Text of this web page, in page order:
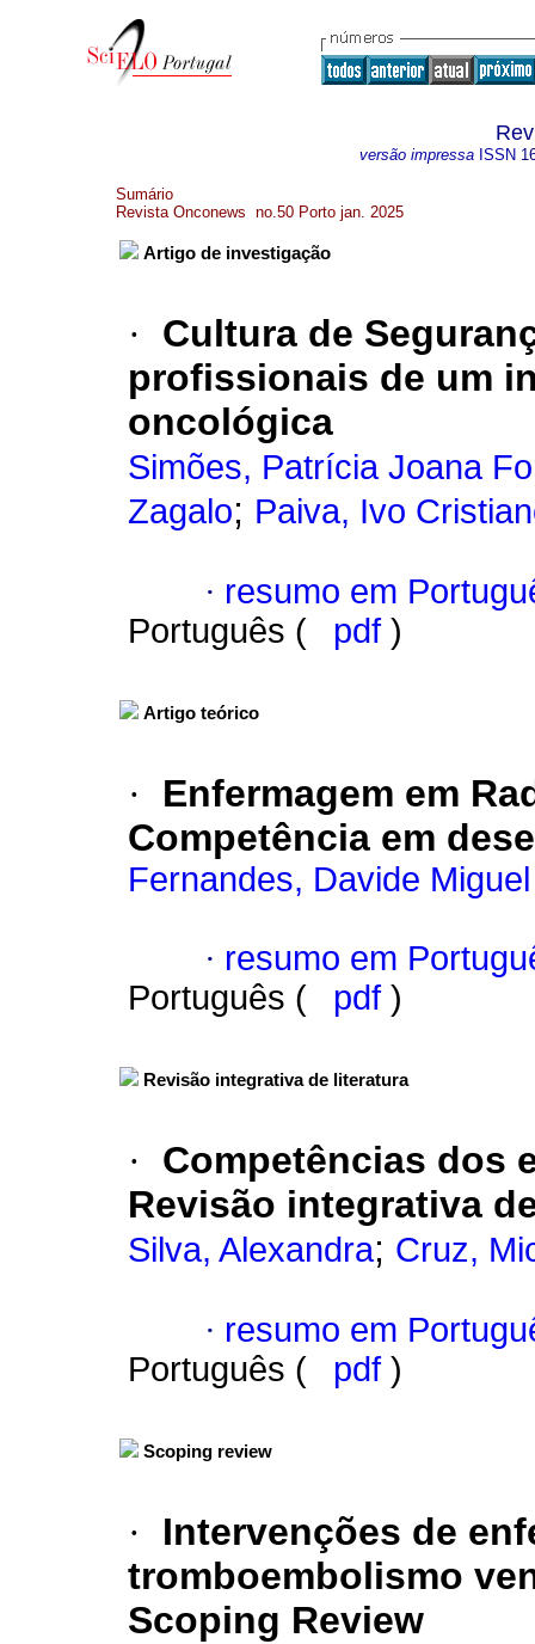
versão impressa ISSN
Sumário
Revista Onconews no.50 Porto jan. 2025
Artigo de investigação
·
Cultura de
profissionais de um
oncológica
Simões, Patrícia Joana
Zagalo; Paiva, Ivo
· resumo em
Português (
pdf )
Artigo teórico
·
Enfermagem em
Competência em
Fernandes, Davide
· resumo em
Português (
pdf )
Revisão integrativa de literatura
·
Competências dos
Revisão integrativa
Silva, Alexandra; Cruz,
· resumo em
Português (
pdf )
Scoping review
·
Intervenções de
tromboembolismo
Scoping Review